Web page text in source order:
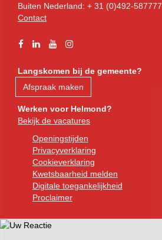
Buiten Nederland: + 31 (0)492-587777
Contact
FacebookLinkedinYouTubeInstagram
Langskomen bij de gemeente?
Afspraak maken
Werken voor Helmond?
Bekijk de vacatures
Openingstijden
Privacyverklaring
Cookieverklaring
Kwetsbaarheid melden
Digitale toegankelijkheid
Proclaimer